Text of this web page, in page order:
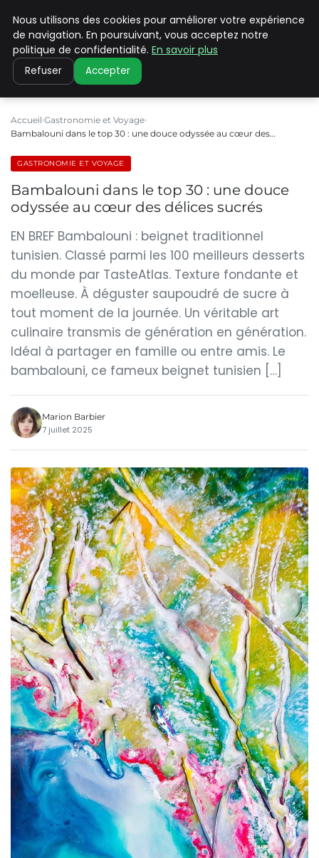
PILAT PATRIMOINES
Accueil Gastronomie et Voyage
Bambalouni dans le top 30 : une douce odyssée au cœur des…
GASTRONOMIE ET VOYAGE
Bambalouni dans le top 30 : une douce
odyssée au cœur des délices sucrés
EN BREF Bambalouni : beignet traditionnel
tunisien. Classé parmi les 100 meilleurs desserts
du monde par TasteAtlas. Texture fondante et
moelleuse. À déguster saupoudré de sucre à
tout moment de la journée. Un véritable art
culinaire transmis de génération en génération.
Idéal à partager en famille ou entre amis. Le
bambalouni, ce fameux beignet tunisien […]
Marion Barbier
7 juillet 2025
Nous utilisons des cookies pour améliorer votre expérience
de navigation. En poursuivant, vous acceptez notre
politique de confidentialité. En savoir plus
Refuser Accepter